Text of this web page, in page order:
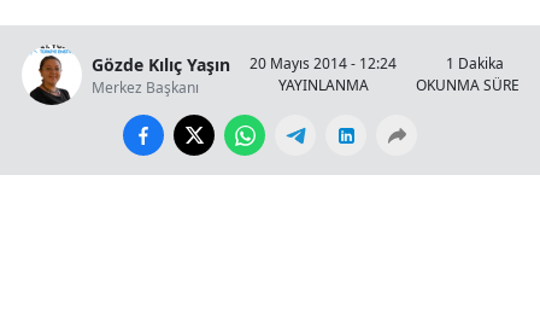
Gözde Kılıç Yaşın
Merkez Başkanı
20 Mayıs 2014 - 12:24
YAYINLANMA
1 Dakika
OKUNMA SÜRESİ